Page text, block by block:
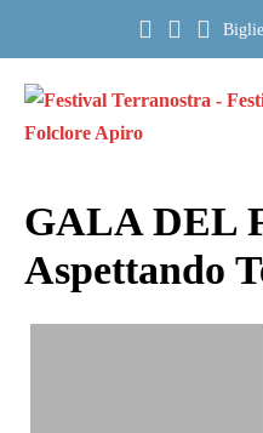
contenuto
GALA DEL
Aspettando